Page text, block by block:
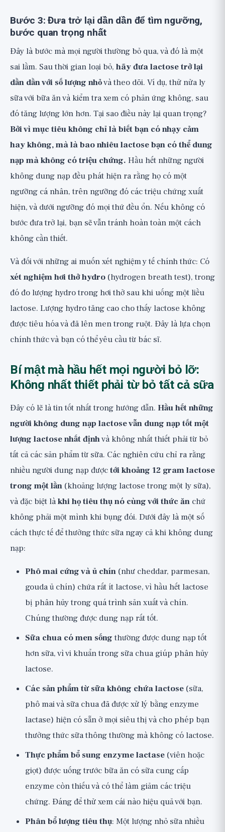
Bước 3: Đưa trở lại dần dần để tìm ngưỡng,
bước quan trọng nhất
Đây là bước mà mọi người thường bỏ qua, và đó là một
sai lầm. Sau thời gian loại bỏ, hãy đưa lactose trở lại
dần dần với số lượng nhỏvà theo dõi. Ví dụ, thử nửa ly
sữa với bữa ăn và kiểm tra xem có phản ứng không, sau
đó tăng lượng lớn hơn. Tại sao điều này lại quan trọng?
Bởi vì mục tiêu không chỉ là biết bạn có nhạy cảm
hay không, mà là bao nhiêu lactose bạn có thể dung
nạp mà không có triệu chứng. Hầu hết những người
không dung nạp đều phát hiện ra rằng họ có một
ngưỡng cá nhân, trên ngưỡng đó các triệu chứng xuất
hiện, và dưới ngưỡng đó mọi thứ đều ổn. Nếu không có
bước đưa trở lại, bạn sẽ vẫn tránh hoàn toàn một cách
không cần thiết.
Và đối với những ai muốn xét nghiệm y tế chính thức: Có
xét nghiệm hơi thở hydro (hydrogen breath test), trong
đó đo lượng hydro trong hơi thở sau khi uống một liều
lactose. Lượng hydro tăng cao cho thấy lactose không
được tiêu hóa và đã lên men trong ruột. Đây là lựa chọn
chính thức và bạn có thể yêu cầu từ bác sĩ.
Bí mật mà hầu hết mọi người bỏ lỡ:
Không nhất thiết phải từ bỏ tất cả sữa
Đây có lẽ là tin tốt nhất trong hướng dẫn. Hầu hết những
người không dung nạp lactose vẫn dung nạp tốt một
lượng lactose nhất địnhvà không nhất thiết phải từ bỏ
tất cả các sản phẩm từ sữa. Các nghiên cứu chỉ ra rằng
nhiều người dung nạp đượctới khoảng 12 gram lactose
trong một lần (khoảng lượng lactose trong một ly sữa),
và đặc biệt làkhi họ tiêu thụ nó cùng với thức ăn chứ
không phải một mình khi bụng đói. Dưới đây là một số
cách thực tế để thưởng thức sữa ngay cả khi không dung
nạp:
Phô mai cứng và ủ chín (như cheddar, parmesan,
gouda ủ chín) chứa rất ít lactose, vì hầu hết lactose
bị phân hủy trong quá trình sản xuất và chín.
Chúng thường được dung nạp rất tốt.
Sữa chua có men sốngthường được dung nạp tốt
hơn sữa, vì vi khuẩn trong sữa chua giúp phân hủy
lactose.
Các sản phẩm từ sữa không chứa lactose (sữa,
phô mai và sữa chua đã được xử lý bằng enzyme
lactase) hiện có sẵn ở mọi siêu thị và cho phép bạn
thưởng thức sữa thông thường mà không có lactose.
Thực phẩm bổ sung enzyme lactase (viên hoặc
giọt) được uống trước bữa ăn có sữa cung cấp
enzyme còn thiếu và có thể làm giảm các triệu
chứng. Đáng để thử xem cái nào hiệu quả với bạn.
Phân bổ lượng tiêu thụ: Một lượng nhỏ sữa nhiều